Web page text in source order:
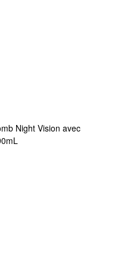
Night Vision avec